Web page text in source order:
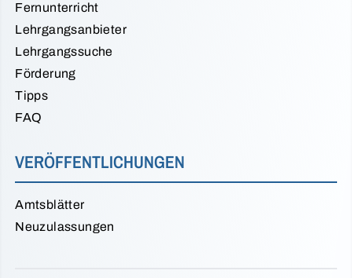
Fernunterricht
Lehrgangsanbieter
Lehrgangssuche
Förderung
Tipps
FAQ
VERÖFFENTLICHUNGEN
Amtsblätter
Neuzulassungen